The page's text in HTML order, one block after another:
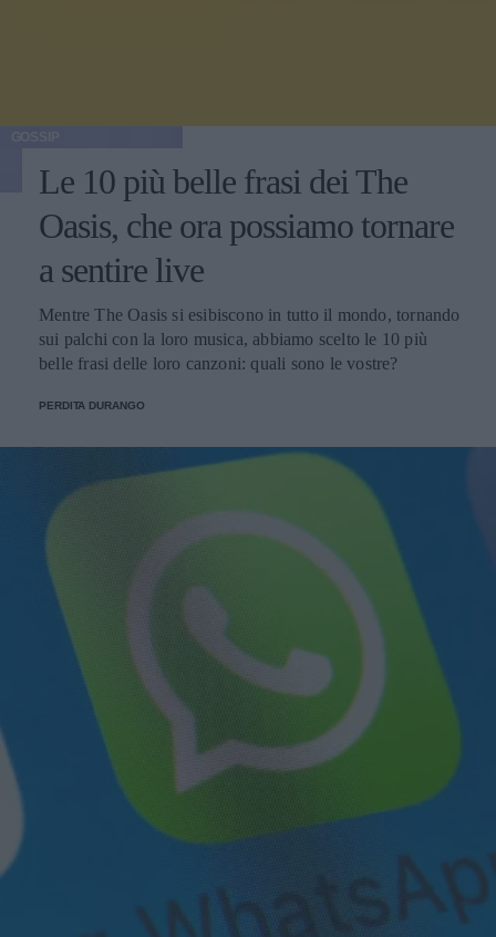
Le 10 più belle frasi dei The
Oasis, che ora possiamo tornare
a sentire live
Mentre The Oasis si esibiscono in tutto il mondo, tornando
sui palchi con la loro musica, abbiamo scelto le 10 più
belle frasi delle loro canzoni: quali sono le vostre?
PERDITA DURANGO